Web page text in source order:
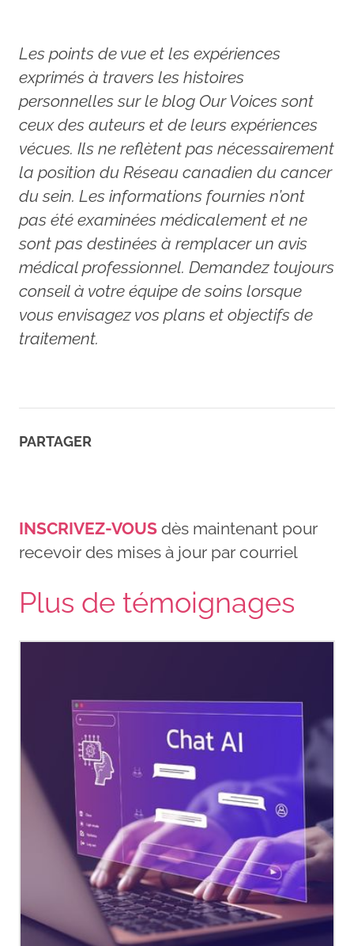
Les points de vue et les expériences
exprimés à travers les histoires
personnelles sur le blog Our Voices sont
ceux des auteurs et de leurs expériences
vécues. Ils ne reflètent pas nécessairement
la position du Réseau canadien du cancer
du sein. Les informations fournies n’ont
pas été examinées médicalement et ne
sont pas destinées à remplacer un avis
médical professionnel. Demandez toujours
conseil à votre équipe de soins lorsque
vous envisagez vos plans et objectifs de
traitement.
PARTAGER
INSCRIVEZ-VOUS dès maintenant pour
recevoir des mises à jour par courriel
Plus de témoignages